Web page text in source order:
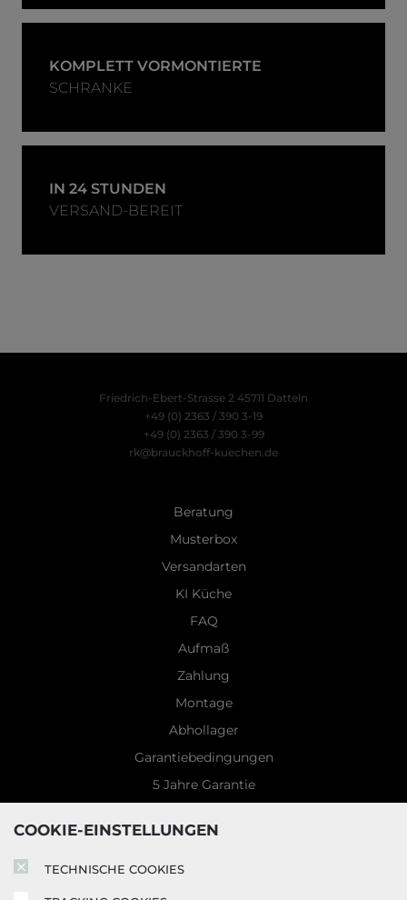
COOKIE-EINSTELLUNGEN
TECHNISCHE COOKIES
KOMPLETT VORMONTIERTE
SCHRANKE
IN 24 STUNDEN
VERSAND-BEREIT
Friedrich-Ebert-Strasse 2 45711 Datteln
+49 (0) 2363 / 390 3-19
+49 (0) 2363 / 390 3-99
rk@brauckhoff-kuechen.de
Beratung
Musterbox
Versandarten
KI Küche
FAQ
Aufmaß
Zahlung
Montage
Abhollager
Garantiebedingungen
5 Jahre Garantie